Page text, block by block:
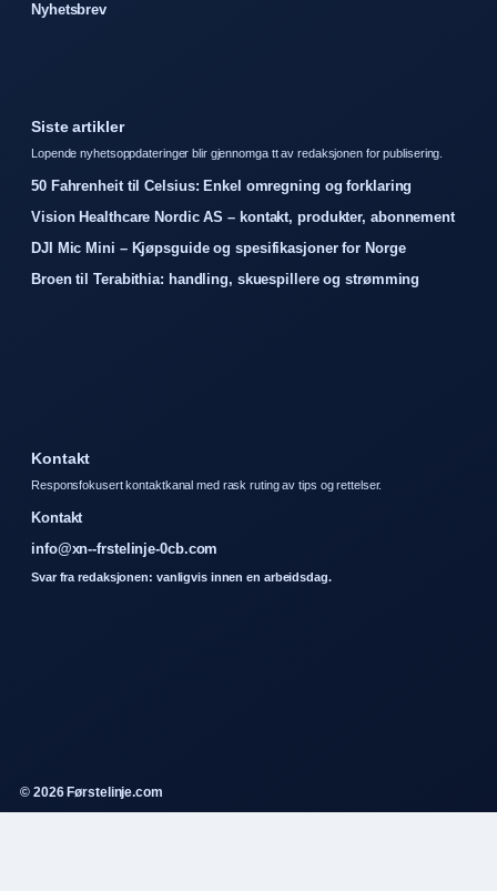
Nyhetsbrev
Siste artikler
Lopende nyhetsoppdateringer blir gjennomga tt av redaksjonen for publisering.
50 Fahrenheit til Celsius: Enkel omregning og forklaring
Vision Healthcare Nordic AS – kontakt, produkter, abonnement
DJI Mic Mini – Kjøpsguide og spesifikasjoner for Norge
Broen til Terabithia: handling, skuespillere og strømming
Kontakt
Responsfokusert kontaktkanal med rask ruting av tips og rettelser.
Kontakt
info@xn--frstelinje-0cb.com
Svar fra redaksjonen: vanligvis innen en arbeidsdag.
© 2026 Førstelinje.com